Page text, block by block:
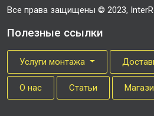
Все права защищены © 2023,
Полезные ссылки
Услуги монтажа
О нас Cтатьи